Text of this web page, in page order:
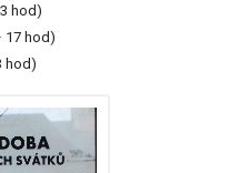
hod)
17 hod)
hod)